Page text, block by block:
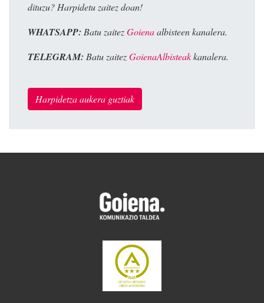
dituzu? Harpidetu zaitez doan!
WHATSAPP: Batu zaitezGoienaalbisteen kanalera.
TELEGRAM: Batu zaitezGoienaAlbisteakkanalera.
Harpidetza aukera guztiak